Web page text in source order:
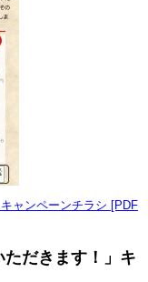
ャンペーンチラシ [PDF
だきます！」キ